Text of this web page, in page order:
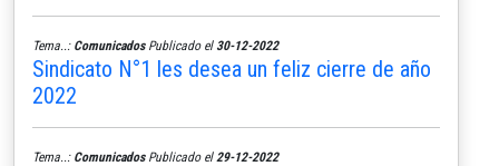
Tema..: ComunicadosPublicado el 30-12-2022
Sindicato N°1 les desea un feliz cierre de año
2022
Tema..: ComunicadosPublicado el 29-12-2022